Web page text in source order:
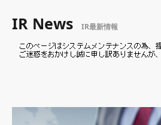
IR News IR最新情報